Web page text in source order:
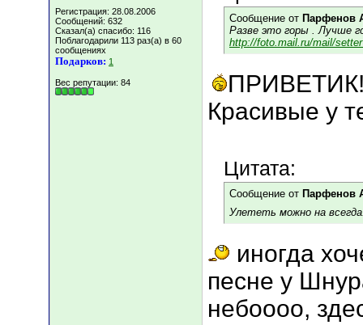
Регистрация: 28.08.2006
Сообщений: 632
Сказал(а) спасибо: 116
Поблагодарили 113 раз(а) в 60
сообщениях
Подарков: 1
Вес репутации: 84
Сообщение от Парфенов
Разве это горы . Лучше
http://foto.mail.ru/mail/
Красивые у
Цитата:
Сообщение от Парфенов
Улететь можно на
иногда
песне у
небоооо,